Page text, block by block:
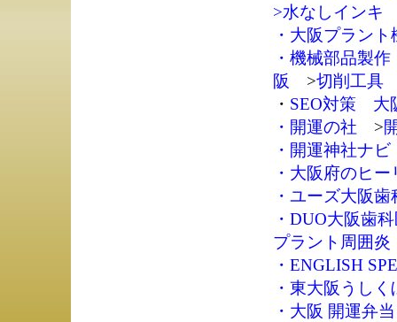
>水なしインキ
・ 大阪プラント
・ 機械部品製
阪
>切削工具
・ SEO対策 大
・ 開運の社 >
・ 開運神社ナビ
・ 大阪府のヒー
・ ユーズ大阪歯
・ DUO大阪歯
プラント周囲炎
・ ENGLISH
・ 東大阪うしく
・ 大阪 開運弁